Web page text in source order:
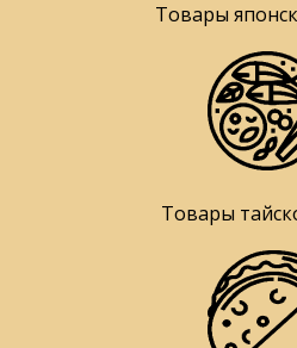
Товары
Товары